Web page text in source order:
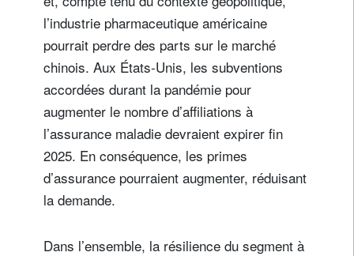
l’industrie pharmaceutique américaine
pourrait perdre des parts sur le marché
chinois. Aux États-Unis, les subventions
accordées durant la pandémie pour
augmenter le nombre d’affiliations à
l’assurance maladie devraient expirer fin
2025. En conséquence, les primes
d’assurance pourraient augmenter, réduisant
la demande.
Dans l’ensemble, la résilience du segment à